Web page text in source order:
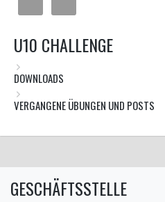
U10 CHALLENGE
DOWNLOADS
VERGANGENE ÜBUNGEN UND POSTS
GESCHÄFTSSTELLE